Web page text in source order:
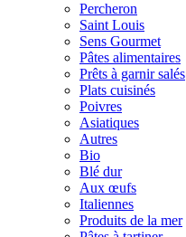
Percheron
Saint Louis
Sens Gourmet
Pâtes alimentaires
Prêts à garnir salés
Plats cuisinés
Poivres
Asiatiques
Autres
Bio
Blé dur
Aux œufs
Italiennes
Produits de la mer